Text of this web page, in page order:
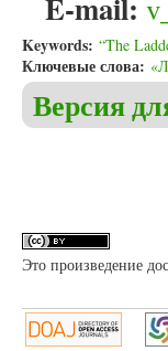
E-mail:
Keywords: “The
Ключевые слова:
Версия
Это произведение